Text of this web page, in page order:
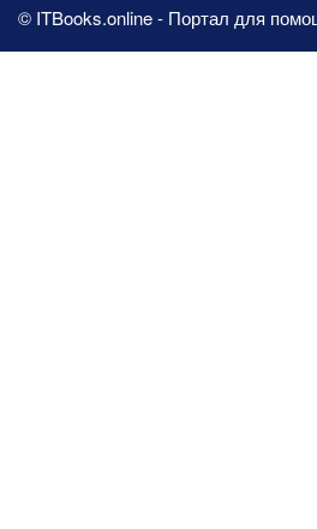
© ITBooks.online - Портал для